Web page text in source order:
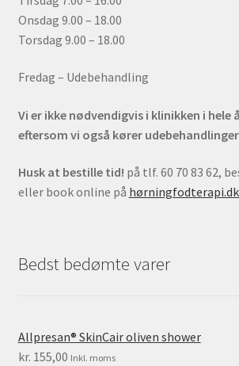
Onsdag 9.00 – 18.00
Torsdag 9.00 – 18.00
Fredag – Udebehandling
Vi er ikke nødvendigvis i klinikken i hele
eftersom vi også kører
Husk at bestille tid! på tlf. 60 70 83 62,
eller book online på
Bedst bedømte varer
Allpresan® SkinCair oliven shower
kr. 155,00 Inkl. moms